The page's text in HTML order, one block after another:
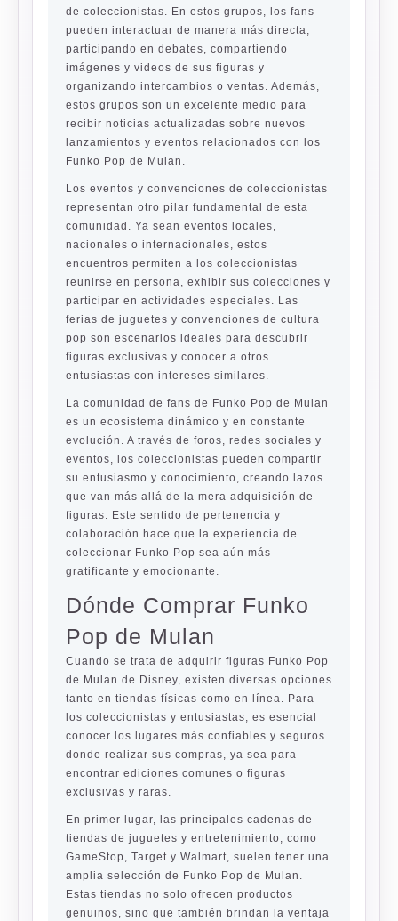
de coleccionistas. En estos grupos, los fans
pueden interactuar de manera más directa,
participando en debates, compartiendo
imágenes y videos de sus figuras y
organizando intercambios o ventas. Además,
estos grupos son un excelente medio para
recibir noticias actualizadas sobre nuevos
lanzamientos y eventos relacionados con los
Funko Pop de Mulan.
Los eventos y convenciones de coleccionistas
representan otro pilar fundamental de esta
comunidad. Ya sean eventos locales,
nacionales o internacionales, estos
encuentros permiten a los coleccionistas
reunirse en persona, exhibir sus colecciones y
participar en actividades especiales. Las
ferias de juguetes y convenciones de cultura
pop son escenarios ideales para descubrir
figuras exclusivas y conocer a otros
entusiastas con intereses similares.
La comunidad de fans de Funko Pop de Mulan
es un ecosistema dinámico y en constante
evolución. A través de foros, redes sociales y
eventos, los coleccionistas pueden compartir
su entusiasmo y conocimiento, creando lazos
que van más allá de la mera adquisición de
figuras. Este sentido de pertenencia y
colaboración hace que la experiencia de
coleccionar Funko Pop sea aún más
gratificante y emocionante.
Dónde Comprar Funko
Pop de Mulan
Cuando se trata de adquirir figuras Funko Pop
de Mulan de Disney, existen diversas opciones
tanto en tiendas físicas como en línea. Para
los coleccionistas y entusiastas, es esencial
conocer los lugares más confiables y seguros
donde realizar sus compras, ya sea para
encontrar ediciones comunes o figuras
exclusivas y raras.
En primer lugar, las principales cadenas de
tiendas de juguetes y entretenimiento, como
GameStop, Target y Walmart, suelen tener una
amplia selección de Funko Pop de Mulan.
Estas tiendas no solo ofrecen productos
genuinos, sino que también brindan la ventaja